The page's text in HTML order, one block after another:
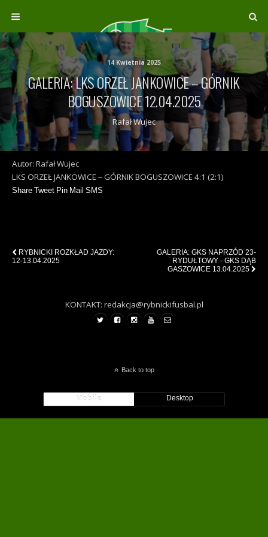
14 Kwietnia 2025
GALERIA: LKS ORZEŁ JANKOWICE – GÓRNIK
BOGUSZOWICE 12.04.2025
Rafał Wujec
Autor: Rafał Wujec
LKS ORZEŁ JANKOWICE – GÓRNIK BOGUSZOWICE 4:1 (2:1)
Share Tweet Pin Mail SMS
RYBNICKI ROZKŁAD JAZDY:
12-13.04.2025
GALERIA: GKS NAPRZÓD 23-
RYDUŁTOWY - GKS DĄB
GASZOWICE 13.04.2025
KONTAKT: redakcja@rybnickifusbal.pl
Back to top
Mobile Desktop